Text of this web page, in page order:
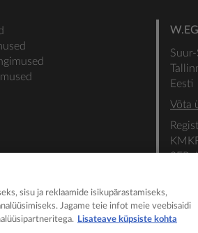
Eesti
Võta
SEB:
sisu ja reklaamide isikupärastamiseks,
Jagame teie infot meie veebisaidi
Lisateave küpsiste kohta